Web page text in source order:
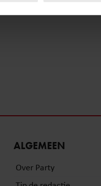
ALGEMEEN
Over Party